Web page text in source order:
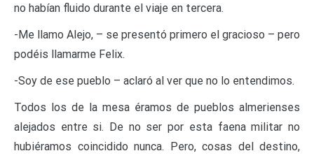
no habían fluido durante el viaje en tercera.
-Me llamo Alejo, – se presentó primero el gracioso – pero
podéis llamarme Felix.
-Soy de ese pueblo – aclaró al ver que no lo entendimos.
Todos los de la mesa éramos de pueblos almerienses
alejados entre si. De no ser por esta faena militar no
hubiéramos coincidido nunca. Pero, cosas del destino,